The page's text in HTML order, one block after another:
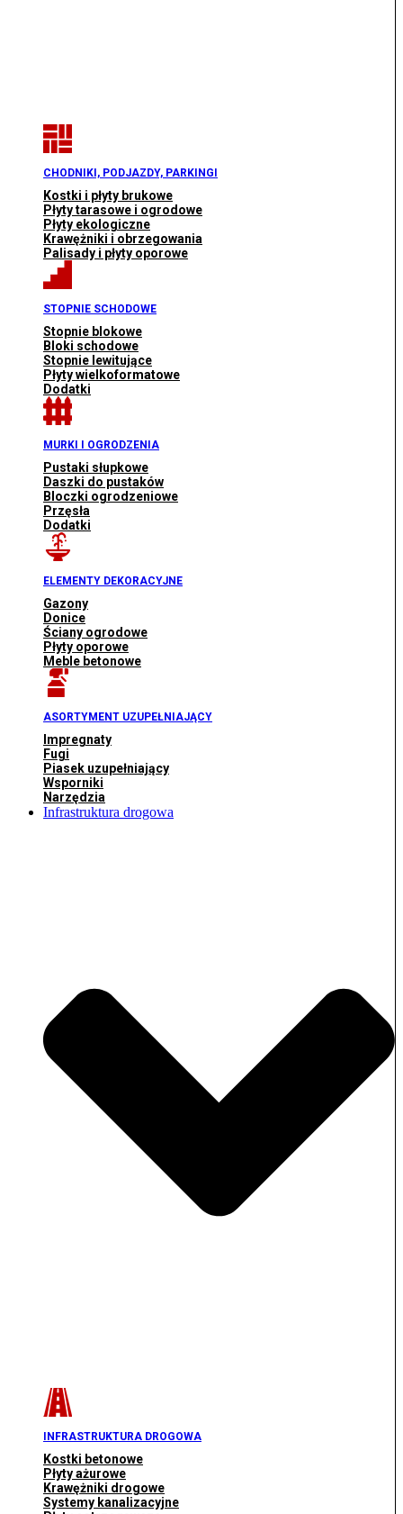
CHODNIKI, PODJAZDY, PARKINGI
Kostki i płyty brukowe
Płyty tarasowe i ogrodowe
Płyty ekologiczne
Krawężniki i obrzegowania
Palisady i płyty oporowe
STOPNIE SCHODOWE
Stopnie blokowe
Bloki schodowe
Stopnie lewitujące
Płyty wielkoformatowe
Dodatki
MURKI I OGRODZENIA
Pustaki słupkowe
Daszki do pustaków
Bloczki ogrodzeniowe
Przęsła
Dodatki
ELEMENTY DEKORACYJNE
Gazony
Donice
Ściany ogrodowe
Płyty oporowe
Meble betonowe
ASORTYMENT UZUPEŁNIAJĄCY
Impregnaty
Fugi
Piasek uzupełniający
Wsporniki
Narzędzia
Infrastruktura drogowa
INFRASTRUKTURA DROGOWA
Kostki betonowe
Płyty ażurowe
Krawężniki drogowe
Systemy kanalizacyjne